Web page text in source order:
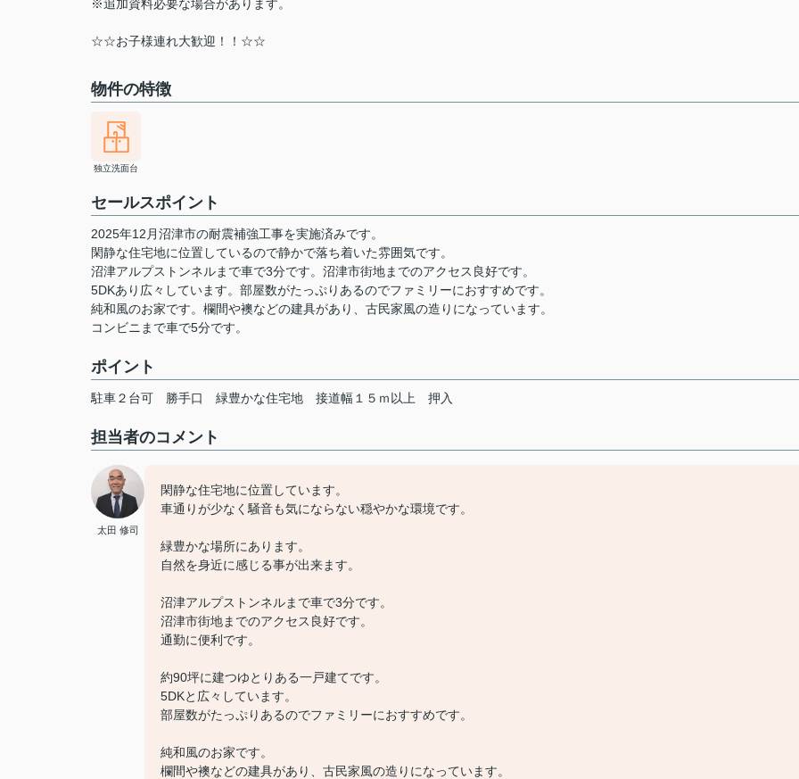
※追加資料必要な場合があります。
☆☆お子様連れ大歓迎！！☆☆
物件の特徴
独立洗面台
セールスポイント
2025年12月沼津市の耐震補強工事を実施済みです。
閑静な住宅地に位置しているので静かで落ち着いた雰囲気です。
沼津アルプストンネルまで車で3分です。沼津市街地までのアクセス良好です。
5DKあり広々しています。部屋数がたっぷりあるのでファミリーにおすすめです。
純和風のお家です。欄間や襖などの建具があり、古民家風の造りになっています。
コンビニまで車で5分です。
ポイント
駐車２台可 勝手口 緑豊かな住宅地 接道幅１５ｍ以上 押入
担当者のコメント
太田 修司
閑静な住宅地に位置しています。
車通りが少なく騒音も気にならない穏やかな環境です。
緑豊かな場所にあります。
自然を身近に感じる事が出来ます。
沼津アルプストンネルまで車で3分です。
沼津市街地までのアクセス良好です。
通勤に便利です。
約90坪に建つゆとりある一戸建てです。
5DKと広々しています。
部屋数がたっぷりあるのでファミリーにおすすめです。
純和風のお家です。
欄間や襖などの建具があり、古民家風の造りになっています。